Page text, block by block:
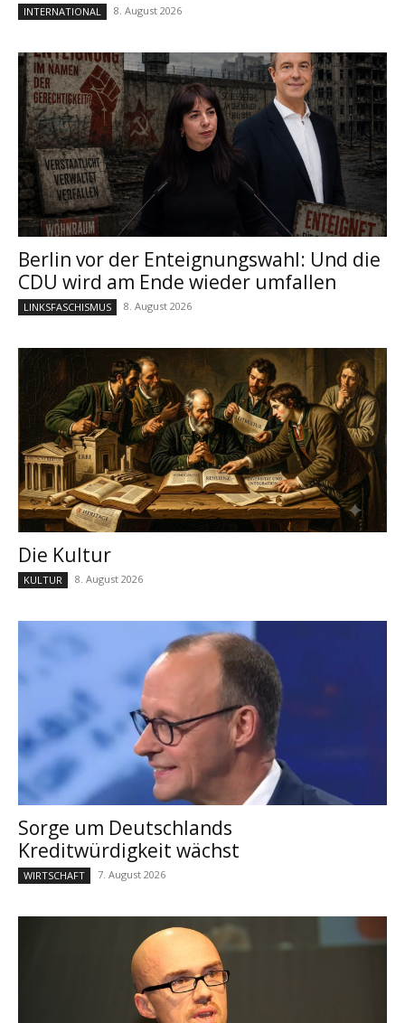
INTERNATIONAL 8. August 2026
Berlin vor der Enteignungswahl: Und die
CDU wird am Ende wieder umfallen
LINKSFASCHISMUS 8. August 2026
Die Kultur
KULTUR 8. August 2026
Sorge um Deutschlands
Kreditwürdigkeit wächst
WIRTSCHAFT 7. August 2026